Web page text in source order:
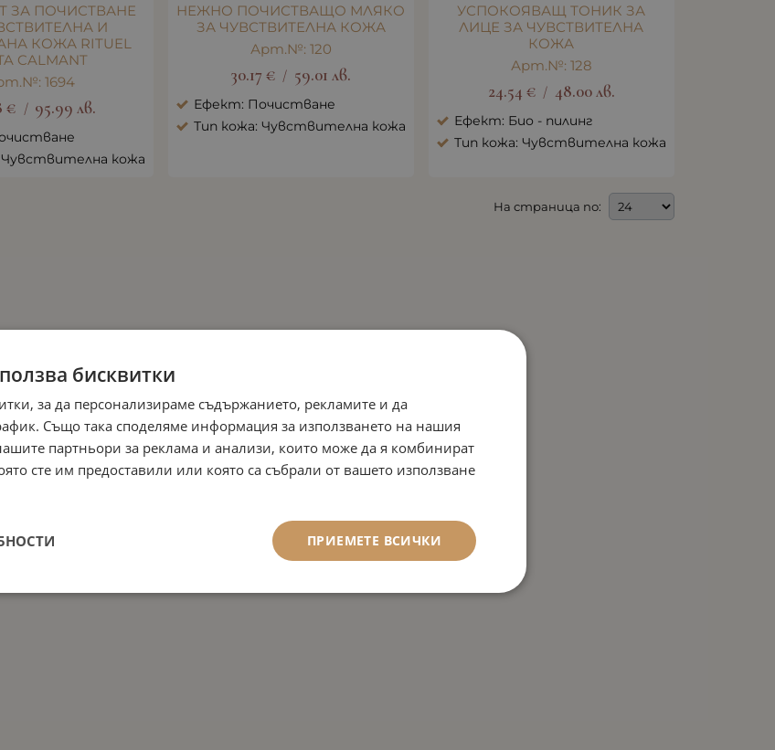
ЗА ПОЧИСТВАНЕ
И
КОЖА RITUEL
CALMANT
1694
€ / 95.99 лв.
Чувствителна кожа
НЕЖНО ПОЧИСТВАЩО МЛЯКО
ЗА ЧУВСТВИТЕЛНА КОЖА
Арт.№: 120
30.17 € / 59.01 лв.
Ефект: Почистване
Тип кожа: Чувствителна кожа
УСПОКОЯВАЩ ТОНИК ЗА
ЛИЦЕ ЗА ЧУВСТВИТЕЛНА
КОЖА
Арт.№: 128
24.54 € / 48.00лв.
Ефект: Био - пилинг
Тип кожа: Чувствителна кожа
На страница по:
бисквитки
за да персонализираме съдържанието, рекламите и да
Също така споделяме информация за използването на нашия
партньори за реклама и анализи, които може да я комбинират
сте им предоставили или която са събрали от вашето използване
ПРИЕМЕТЕ ВСИЧКИ